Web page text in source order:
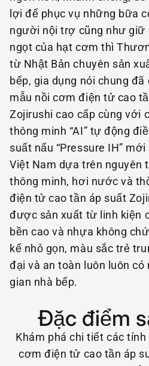
lợi để phục vụ những bữa
người nội trợ cũng như
ngọt của hạt cơm thì
từ Nhật Bản chuyên sản
bếp, gia dụng nói chung
mẫu nồi cơm điện tử cao
Zojirushi cao cấp cùng với
thông minh “AI” tự động
suất nấu “Pressure IH”
Việt Nam dựa trên nguyên
thông minh, hơi nước và
điện tử cao tần áp suất
được sản xuất từ linh kiện
bền cao và nhựa không
kế nhỏ gọn, màu sắc trẻ
đại và an toàn luôn luôn
gian nhà bếp.
Đặc điểm
Khám phá chi tiết các
cơm điện tử cao tần áp